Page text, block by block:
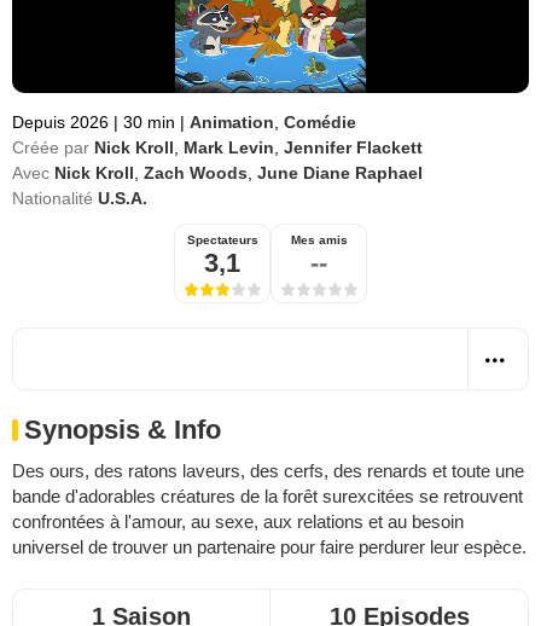
Depuis 2026 | 30 min | Animation Comédie
Créée par Nick Kroll Mark Levin Jennifer Flackett
Avec Nick Kroll Zach Woods June Diane Raphael
Nationalité U.S.A.
Spectateurs
3,1
Mes amis
--
Synopsis & Info
Des ours, des ratons laveurs, des cerfs, des renards et toute une
bande d'adorables créatures de la forêt surexcitées se retrouvent
confrontées à l'amour, au sexe, aux relations et au besoin
universel de trouver un partenaire pour faire perdurer leur espèce.
1 Saison 10 Episodes